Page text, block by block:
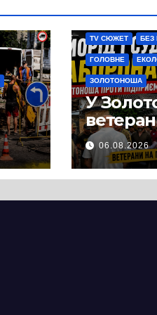
TV СЮЖЕТ БЕЗ
ГОЛОВНЕ
ЗОЛОТОНОША
У
місцеві
протест
06.08.2026